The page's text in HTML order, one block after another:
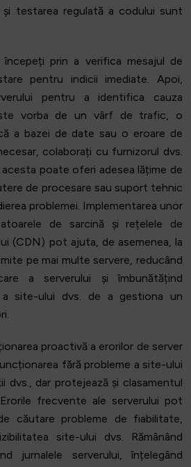
testarea regulată a codului sunt
începeți prin a verifica mesajul de
pentru indicii imediate. Apoi,
pentru a identifica cauza
vorba de un vârf de trafic, o
a bazei de date sau o eroare de
colaborați cu furnizorul dvs.
poate oferi adesea lățime de
de procesare sau suport tehnic
problemei. Implementarea unor
de sarcină și rețelele de
(CDN) pot ajuta, de asemenea, la
pe mai multe servere, reducând
a serverului și îmbunătățind
a site-ului dvs. de a gestiona un
proactivă a erorilor de server
fără probleme a site-ului
dvs., dar protejează și clasamentul
frecvente ale serverului pot
căutare probleme de fiabilitate,
site-ului dvs. Rămânând
jurnalele serverului, înțelegând